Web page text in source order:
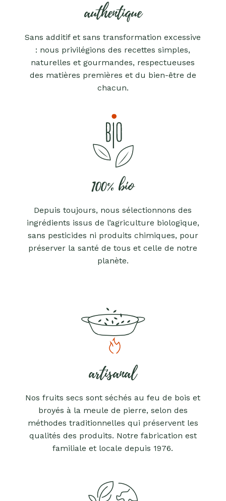
authentique
Sans additif et sans transformation excessive
: nous privilégions des recettes simples,
naturelles et gourmandes, respectueuses
des matières premières et du bien-être de
chacun.
100% bio
Depuis toujours, nous sélectionnons des
ingrédients issus de l’agriculture biologique,
sans pesticides ni produits chimiques, pour
préserver la santé de tous et celle de notre
planète.
artisanal
Nos fruits secs sont séchés au feu de bois et
broyés à la meule de pierre, selon des
méthodes traditionnelles qui préservent les
qualités des produits. Notre fabrication est
familiale et locale depuis 1976.